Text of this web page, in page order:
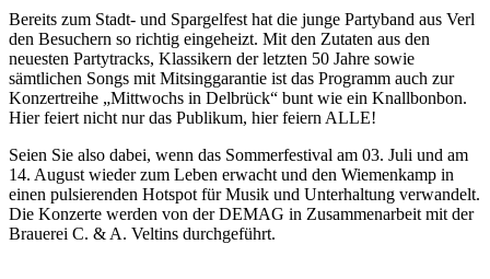
Bereits zum Stadt- und Spargelfest hat die junge Partyband aus Verl
den Besuchern so richtig eingeheizt. Mit den Zutaten aus den
neuesten Partytracks, Klassikern der letzten 50 Jahre sowie
sämtlichen Songs mit Mitsinggarantie ist das Programm auch zur
Konzertreihe „Mittwochs in Delbrück“ bunt wie ein Knallbonbon.
Hier feiert nicht nur das Publikum, hier feiern ALLE!
Seien Sie also dabei, wenn das Sommerfestival am 03. Juli und am
14. August wieder zum Leben erwacht und den Wiemenkamp in
einen pulsierenden Hotspot für Musik und Unterhaltung verwandelt.
Die Konzerte werden von der DEMAG in Zusammenarbeit mit der
Brauerei C. & A. Veltins durchgeführt.